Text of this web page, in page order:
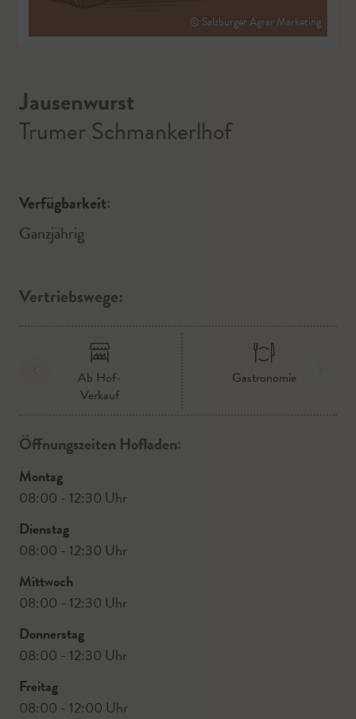
© Salzburger Agrar Marketing
Jausenwurst
Trumer Schmankerlhof
Verfügbarkeit:
Ganzjährig
Vertriebswege:
Ab Hof-
Verkauf
Gastronomie
Öffnungszeiten Hofladen:
Montag
08:00 - 12:30 Uhr
Dienstag
08:00 - 12:30 Uhr
Mittwoch
08:00 - 12:30 Uhr
Donnerstag
08:00 - 12:30 Uhr
Freitag
08:00 - 12:00 Uhr